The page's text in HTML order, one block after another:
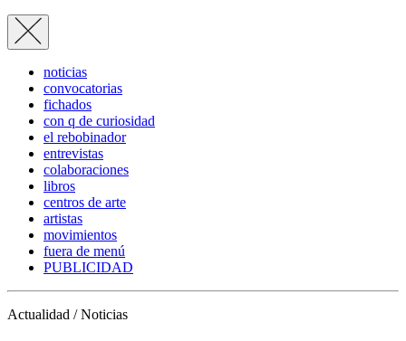
noticias
convocatorias
fichados
con q de curiosidad
el rebobinador
entrevistas
colaboraciones
libros
centros de arte
artistas
movimientos
fuera de menú
PUBLICIDAD
Actualidad / Noticias